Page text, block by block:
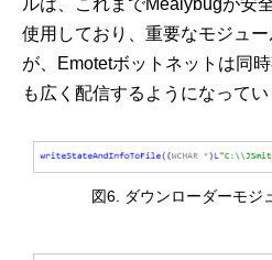
ルは、これまでMealybugが安
使用しており、重要なモジュ
が、Emotetボットネットは同
も広く配信するようになってい
図6. ダウンローダーモジ